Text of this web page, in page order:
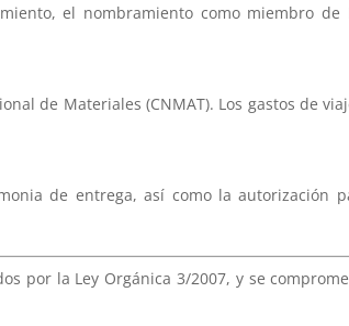
el nombramiento como miembro de
de Materiales (CNMAT). Los gastos de
de entrega, así como la autorización
por la Ley Orgánica 3/2007, y se